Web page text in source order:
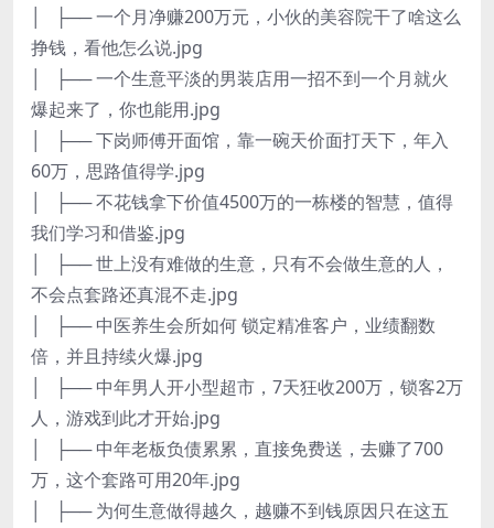
│ ├── 一个月净赚200万元，小伙的美容院干了啥这么
挣钱，看他怎么说.jpg
│ ├── 一个生意平淡的男装店用一招不到一个月就火
爆起来了，你也能用.jpg
│ ├── 下岗师傅开面馆，靠一碗天价面打天下，年入
60万，思路值得学.jpg
│ ├── 不花钱拿下价值4500万的一栋楼的智慧，值得
我们学习和借鉴.jpg
│ ├── 世上没有难做的生意，只有不会做生意的人，
不会点套路还真混不走.jpg
│ ├── 中医养生会所如何 锁定精准客户，业绩翻数
倍，并且持续火爆.jpg
│ ├── 中年男人开小型超市，7天狂收200万，锁客2万
人，游戏到此才开始.jpg
│ ├── 中年老板负债累累，直接免费送，去赚了700
万，这个套路可用20年.jpg
│ ├── 为何生意做得越久，越赚不到钱原因只在这五